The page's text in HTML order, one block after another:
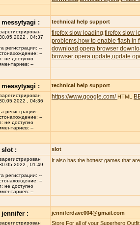
messytyagi : technical help support
, 04:37
регистрации: --
--
не доступно
--
firefox slow loading firefox slow
problems how to enable flash in
download opera browser
browser opera update update
messytyagi : technical help support
, 04:36
регистрации: --
--
не доступно
--
https://www.google.com/ HTML
slot : slot
, 01:49
регистрации: --
--
не доступно
--
It also has the hottest games that
jennifer : jenniferdave004@gmail.com
Store For all of your Superhero